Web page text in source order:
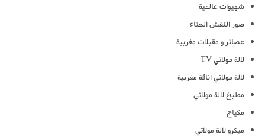
شهيوات عالمية
صور النقش الحناء
عصائر و مقبلات مغربية
لالة مولاتي TV
لالة مولاتي اناقة مغربية
مطبخ لالة مولاتي
مكياج
ميكرو لالة مولاتي